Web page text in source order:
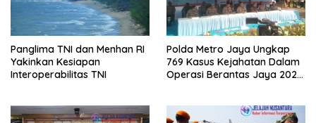
Panglima TNI dan Menhan RI
Yakinkan Kesiapan
Interoperabilitas TNI
Polda Metro Jaya Ungkap
769 Kasus Kejahatan Dalam
Operasi Berantas Jaya 2026,